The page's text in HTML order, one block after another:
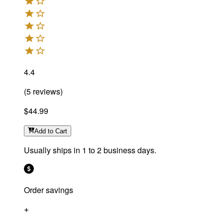
4.4
(5 reviews)
$44.99
Add to Cart
Usually ships in 1 to 2 business days.
Order savings